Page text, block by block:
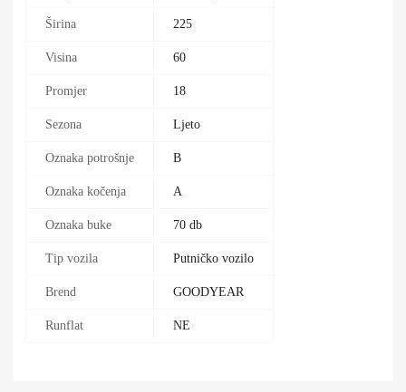
Širina 225
Visina 60
Promjer 18
Sezona Ljeto
Oznaka potrošnje B
Oznaka kočenja A
Oznaka buke 70 db
Tip vozila Putničko vozilo
Brend GOODYEAR
Runflat NE